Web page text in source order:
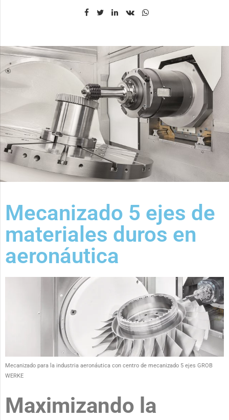
Mecanizado 5 ejes de
materiales duros en
aeronáutica
Mecanizado para la industria aeronáutica con centro de mecanizado 5 ejes GROB
WERKE
Maximizando la